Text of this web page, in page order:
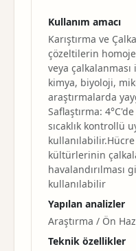
Kullanım amacı
Karıştırma ve
çözeltilerin
veya çalkalanması
kimya, biyoloji,
araştırmalarda
Saflaştırma:
sıcaklık kontrollü
kültürlerinin
havalandırılması
kullanılabilir
Yapılan analizler
Araştırma / Ön
Teknik özellikler